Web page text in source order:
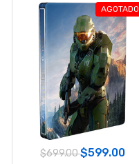
AGOTADO
$699.00$599.00